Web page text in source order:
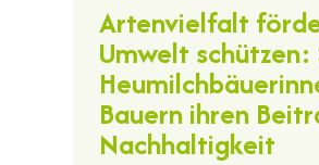
Artenvielfalt
Umwelt
Bauern ihren
Nachhaltigkeit